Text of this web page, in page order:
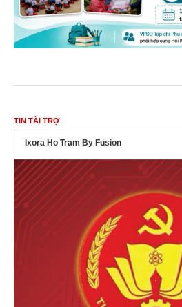
TIN TÀI TRỢ
Ixora Ho Tram By Fusion